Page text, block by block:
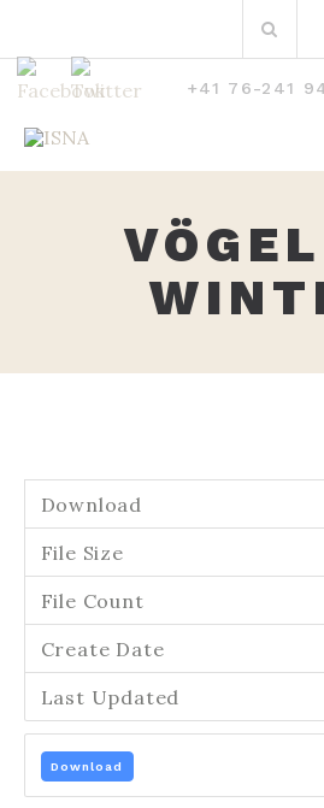
nach:
+41 76-241
Download
File Size
File Count
Create Date
Last Updated
Download